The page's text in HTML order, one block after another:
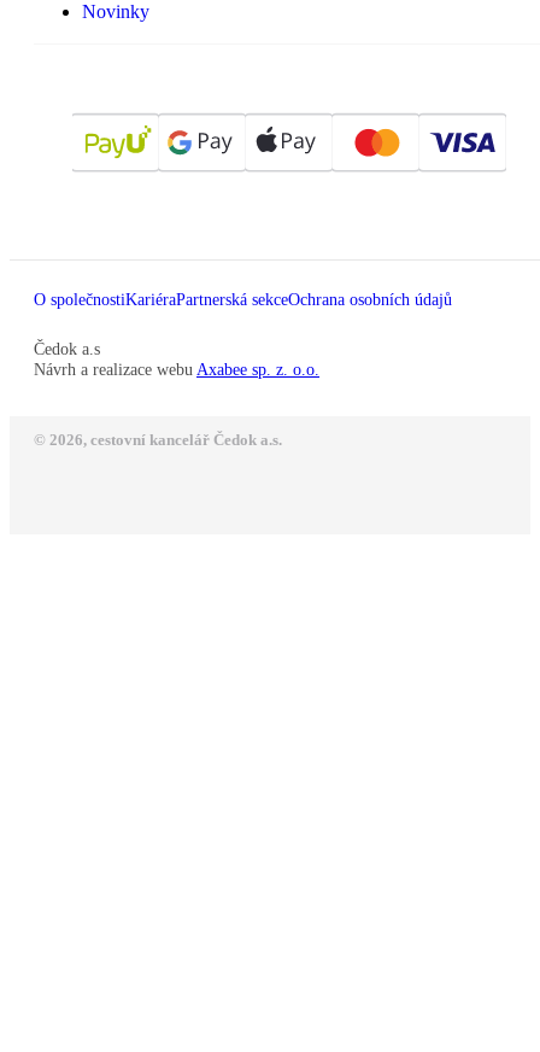
Novinky
O společnostiKariéraPartnerská sekceOchrana osobních údajů
Čedok a.s
Návrh a realizace webu Axabee sp. z. o.o.
© 2026, cestovní kancelář Čedok a.s.